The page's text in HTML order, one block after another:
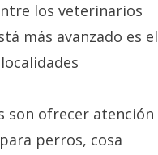
los veterinarios
más avanzado es el
son ofrecer atención
perros, cosa